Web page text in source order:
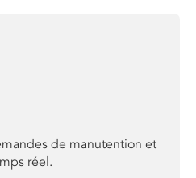
de manutention et
réel.